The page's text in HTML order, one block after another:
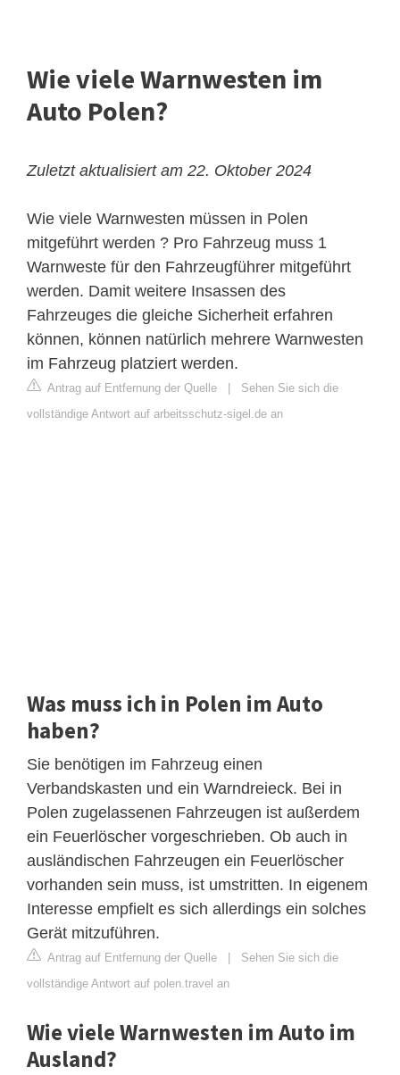
Wie viele Warnwesten im
Auto Polen?
Zuletzt aktualisiert am 22. Oktober 2024
Wie viele Warnwesten müssen in Polen
mitgeführt werden ? Pro Fahrzeug muss 1
Warnweste für den Fahrzeugführer mitgeführt
werden. Damit weitere Insassen des
Fahrzeuges die gleiche Sicherheit erfahren
können, können natürlich mehrere Warnwesten
im Fahrzeug platziert werden.
Antrag auf Entfernung der Quelle
Sehen Sie sich die
vollständige Antwort auf arbeitsschutz-sigel.de an
Was muss ich in Polen im Auto
haben?
Sie benötigen im Fahrzeug einen
Verbandskasten und ein Warndreieck. Bei in
Polen zugelassenen Fahrzeugen ist außerdem
ein Feuerlöscher vorgeschrieben. Ob auch in
ausländischen Fahrzeugen ein Feuerlöscher
vorhanden sein muss, ist umstritten. In eigenem
Interesse empfielt es sich allerdings ein solches
Gerät mitzuführen.
Antrag auf Entfernung der Quelle
Sehen Sie sich die
vollständige Antwort auf polen.travel an
Wie viele Warnwesten im Auto im
Ausland?